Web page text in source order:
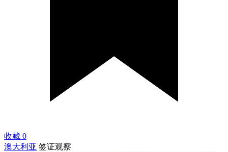
收藏 0
澳大利亚 签证观察